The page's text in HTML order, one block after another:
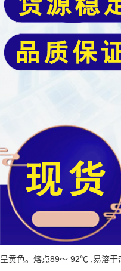
呈黄色。熔点89～ 92℃ ,易溶于